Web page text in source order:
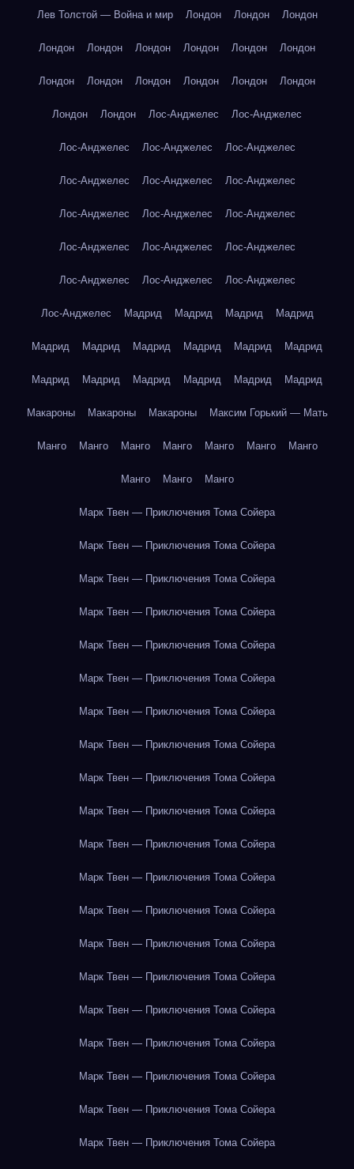
Лев Толстой — Война и мир Лондон Лондон Лондон
Лондон Лондон Лондон Лондон Лондон Лондон
Лондон Лондон Лондон Лондон Лондон Лондон
Лондон Лондон Лос-Анджелес Лос-Анджелес
Лос-Анджелес Лос-Анджелес Лос-Анджелес
Лос-Анджелес Лос-Анджелес Лос-Анджелес
Лос-Анджелес Лос-Анджелес Лос-Анджелес
Лос-Анджелес Лос-Анджелес Лос-Анджелес
Лос-Анджелес Лос-Анджелес Лос-Анджелес
Лос-Анджелес Мадрид Мадрид Мадрид Мадрид
Мадрид Мадрид Мадрид Мадрид Мадрид Мадрид
Мадрид Мадрид Мадрид Мадрид Мадрид Мадрид
Макароны Макароны Макароны Максим Горький — Мать
Манго Манго Манго Манго Манго Манго Манго
Манго Манго Манго
Марк Твен — Приключения Тома Сойера
Марк Твен — Приключения Тома Сойера
Марк Твен — Приключения Тома Сойера
Марк Твен — Приключения Тома Сойера
Марк Твен — Приключения Тома Сойера
Марк Твен — Приключения Тома Сойера
Марк Твен — Приключения Тома Сойера
Марк Твен — Приключения Тома Сойера
Марк Твен — Приключения Тома Сойера
Марк Твен — Приключения Тома Сойера
Марк Твен — Приключения Тома Сойера
Марк Твен — Приключения Тома Сойера
Марк Твен — Приключения Тома Сойера
Марк Твен — Приключения Тома Сойера
Марк Твен — Приключения Тома Сойера
Марк Твен — Приключения Тома Сойера
Марк Твен — Приключения Тома Сойера
Марк Твен — Приключения Тома Сойера
Марк Твен — Приключения Тома Сойера
Марк Твен — Приключения Тома Сойера